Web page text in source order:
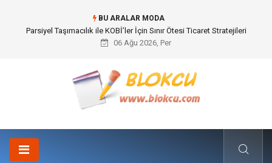
BU ARALAR MODA
Br544 ile Lastik ve Plastik Modifikasyonunda Yüksek Performans
06 Ağu 2026, Per